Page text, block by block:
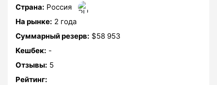
Страна: Россия
На рынке: 2 года
Суммарный резерв: $58 953
Кешбек: -
Отзывы: 5
Рейтинг: